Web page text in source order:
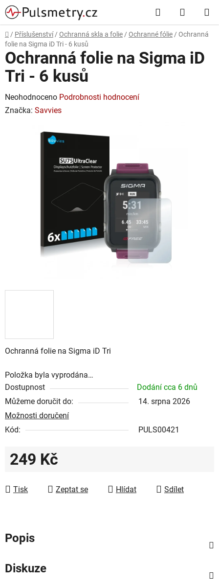
Přejít
na
obsah
Hledat
KOŠÍK
Domů
/ Příslušenství / Ochranná skla a folie / Ochranné fólie / Ochranná
folie na Sigma iD Tri - 6 kusů
Ochranná folie na Sigma iD Tri
Položka byla vyprodána…
Dostupnost
Dodání cca 6 dnů
Můžeme doručit do:
14. srpna 2026
Možnosti doručení
Kód:
PULS00421
249 Kč
Tisk
Zeptat se Hlídat Sdílet
Ochranná folie na Sigma iD
Tri - 6 kusů
Průměrné
hodnocení
Neohodnoceno Podrobnosti hodnocení
Značka: Savvies
Popis
Diskuze